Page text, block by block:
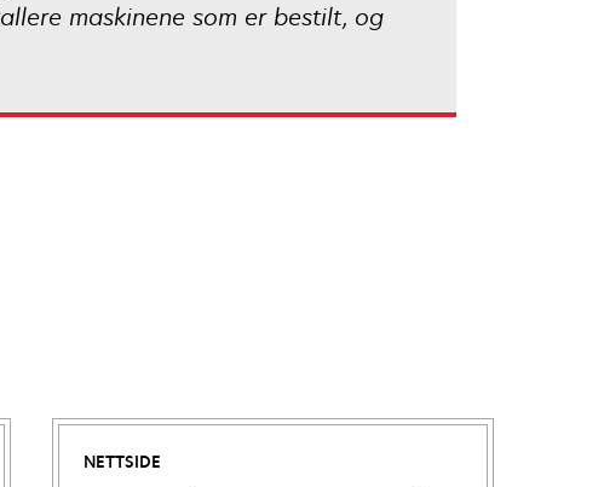
maskinene som er bestilt, og
NETTSIDE